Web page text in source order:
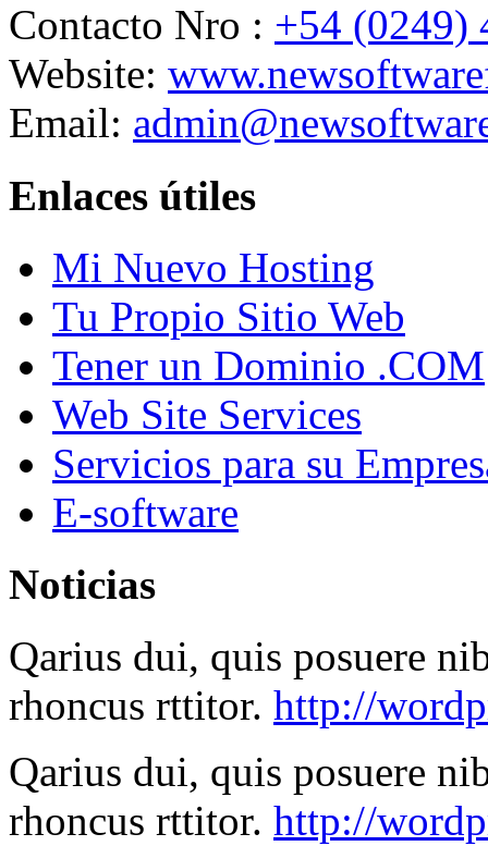
Contacto Nro : +54 (0249)
Website:
Email:
Enlaces útiles
Mi Nuevo Hosting
Tu Propio Sitio Web
Tener un Dominio .COM
Web Site Services
Servicios para su
E-software
Noticias
Qarius dui, quis posuere
rhoncus rttitor. http://
Qarius dui, quis posuere
rhoncus rttitor. http://